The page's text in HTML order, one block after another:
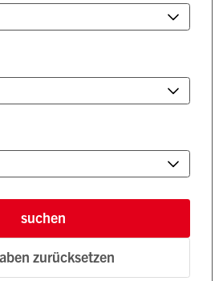
suchen
zurücksetzen